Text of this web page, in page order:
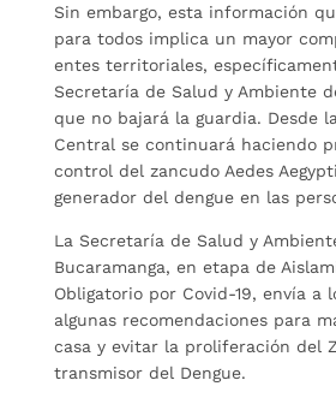
Sin embargo, esta información
para todos implica un mayor
entes territoriales,
Secretaría de Salud y Ambiente
que no bajará la guardia. Desde
Central se continuará haciendo
control del zancudo Aedes
generador del dengue en las
La Secretaría de Salud y
Bucaramanga, en etapa de
Obligatorio por Covid-19, envía a
algunas recomendaciones para
casa y evitar la proliferación del
transmisor del Dengue.